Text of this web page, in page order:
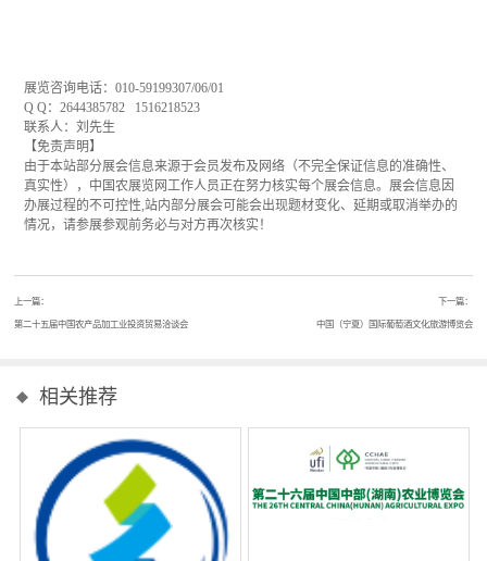
展览咨询电话：010-59199307/06/01
Q Q：2644385782 1516218523
联系人：刘先生
【免责声明】
由于本站部分展会信息来源于会员发布及网络（不完全保证信息的准确性、
真实性），中国农展览网工作人员正在努力核实每个展会信息。展会信息因
办展过程的不可控性,站内部分展会可能会出现题材变化、延期或取消举办的
情况，请参展参观前务必与对方再次核实！
上一篇：
第二十五届中国农产品加工业投资贸易洽谈会
下一篇：
中国（宁夏）国际葡萄酒文化旅游博览会
相关推荐